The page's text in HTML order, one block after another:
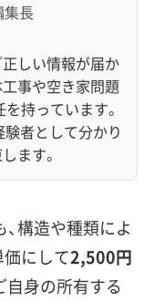
集長
しい情報が届か
工事や空き家問題
持っています。
験者として分かり
ます。
構造や種類によ
にして2,500円
自身の所有する